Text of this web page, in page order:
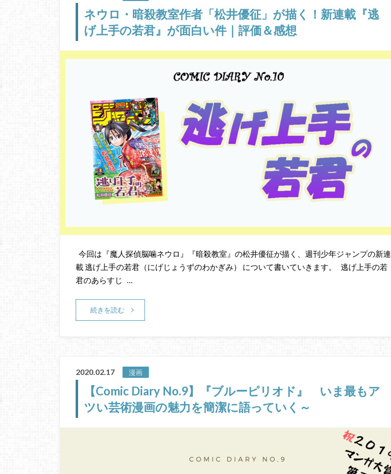
ネウロ・暗殺教室作者「松井優征」が描く！新連載『逃
げ上手の若君』が面白い件｜評価＆感想
今回は『魔人探偵脳噛ネウロ』『暗殺教室』の松井優征が描く、週刊少年ジャンプの新連
載 逃げ上手の若君（にげじょうずのわかぎみ） について書いていきます。 逃げ上手の若
君のあらすじ …
続きを読む
2020.02.17 漫画
【Comic Diary No.9】『ブルーピリオド』 いま最もア
ツい芸術漫画の魅力を簡潔に語っていく～